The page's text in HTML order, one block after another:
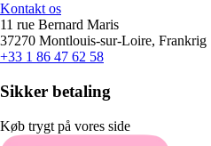
Kontakt os
11 rue Bernard Maris
37270 Montlouis-sur-Loire, Frankrig
+33 1 86 47 62 58
Sikker betaling
Køb trygt på vores side